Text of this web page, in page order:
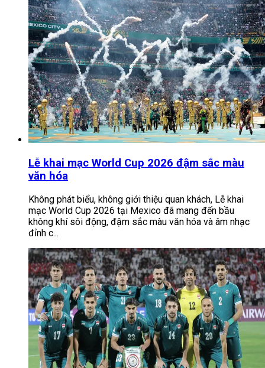
Lễ khai mạc World Cup 2026 đậm sắc màu
văn hóa
Không phát biểu, không giới thiệu quan khách, Lễ khai
mạc World Cup 2026 tại Mexico đã mang đến bầu
không khí sôi động, đậm sắc màu văn hóa và âm nhạc
đỉnh c...